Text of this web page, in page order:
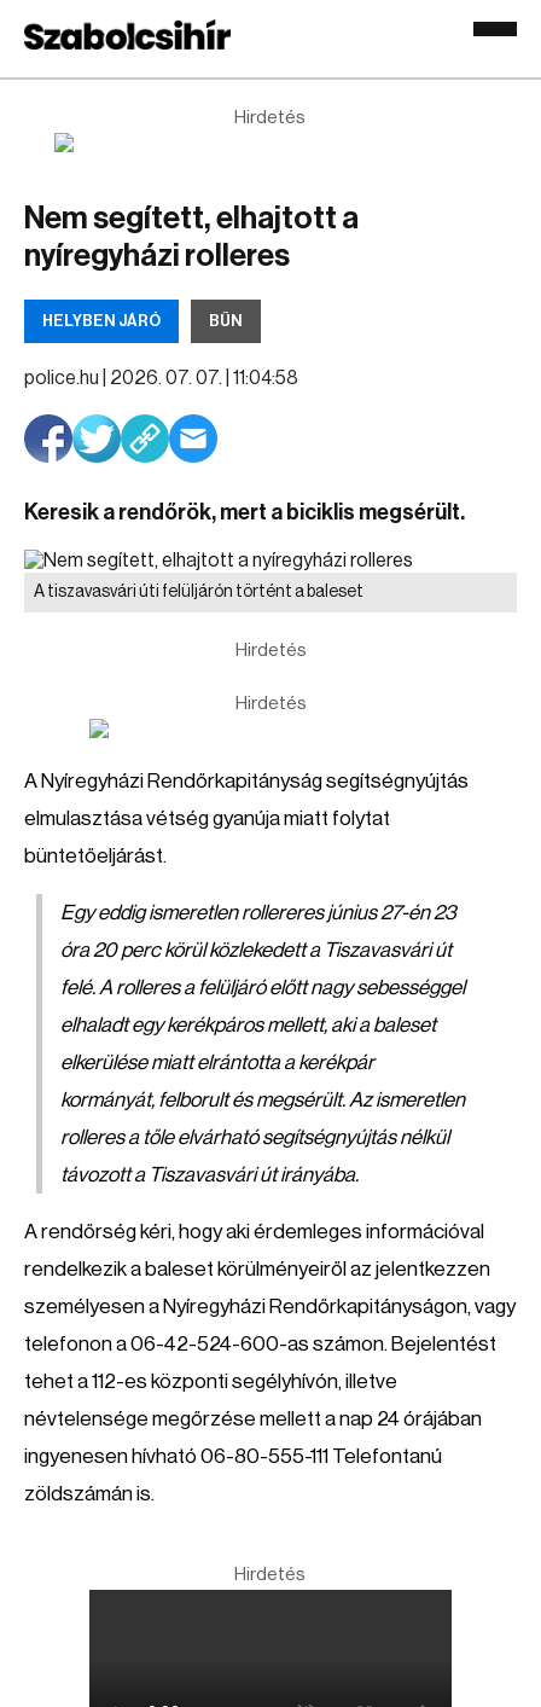
Hirdetés
Nem segített, elhajtott a
nyíregyházi rolleres
HELYBEN JÁRÓ BŰN
police.hu | 2026. 07. 07. | 11:04:58
Keresik a rendőrök, mert a biciklis megsérült.
A tiszavasvári úti felüljárón történt a baleset
Hirdetés
Hirdetés
A Nyíregyházi Rendőrkapitányság segítségnyújtás
elmulasztása vétség gyanúja miatt folytat
büntetőeljárást.
Egy eddig ismeretlen rollereres június 27-én 23
óra 20 perc körül közlekedett a Tiszavasvári út
felé. A rolleres a felüljáró előtt nagy sebességgel
elhaladt egy kerékpáros mellett, aki a baleset
elkerülése miatt elrántotta a kerékpár
kormányát, felborult és megsérült. Az ismeretlen
rolleres a tőle elvárható segítségnyújtás nélkül
távozott a Tiszavasvári út irányába.
A rendőrség kéri, hogy aki érdemleges információval
rendelkezik a baleset körülményeiről az jelentkezzen
személyesen a Nyíregyházi Rendőrkapitányságon, vagy
telefonon a 06-42-524-600-as számon. Bejelentést
tehet a 112-es központi segélyhívón, illetve
névtelensége megőrzése mellett a nap 24 órájában
ingyenesen hívható 06-80-555-111 Telefontanú
zöldszámán is.
Hirdetés